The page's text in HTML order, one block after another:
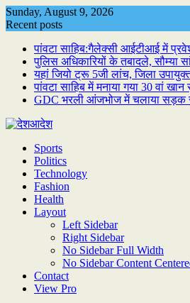
Skip
to
Sunday, August 9, 2026
Recent posts
पांवटा साहिब:गैलेक्सी आईटीआई में
पुलिस अधिकारियों के तबादले, सौम्या
यहां जियो ट्रू 5जी लांच, जिला
पांवटा साहिब में मनाया गया 30 वां खान
GDC भरली आंजभोज में चलाया सड़क
Sports
Politics
Technology
Fashion
Health
Layout
Left Sidebar
Right Sidebar
No Sidebar Full Width
No Sidebar Content
Contact
View Pro